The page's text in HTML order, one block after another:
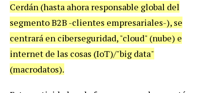
Cerdán (hasta ahora responsable global del
segmento B2B -clientes empresariales-), se
centrará en ciberseguridad, "cloud" (nube) e
internet de las cosas (IoT)/"big data"
(macrodatos).